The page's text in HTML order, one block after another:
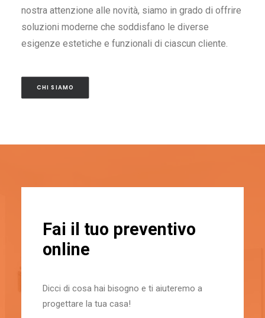
nostra attenzione alle novità, siamo in grado di offrire
soluzioni moderne che soddisfano le diverse
esigenze estetiche e funzionali di ciascun cliente.
CHI SIAMO
Fai il tuo preventivo
online
Dicci di cosa hai bisogno e ti aiuteremo a
progettare la tua casa!